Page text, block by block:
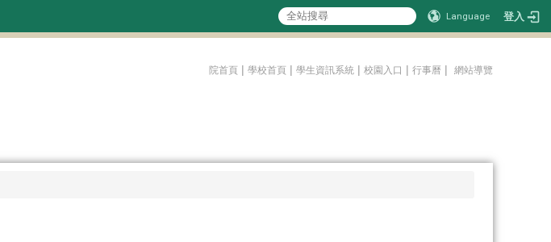
Language 登入
院首頁 | 學校首頁 | 學生資訊系統 | 校園入口 | 行事曆 | 網站導覽